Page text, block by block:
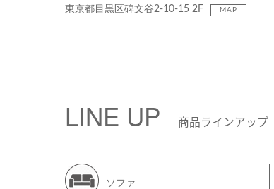
東京都目黒区碑文谷2-10-15 2F
MAP
LINE UP 商品ラインアップ
ソファ